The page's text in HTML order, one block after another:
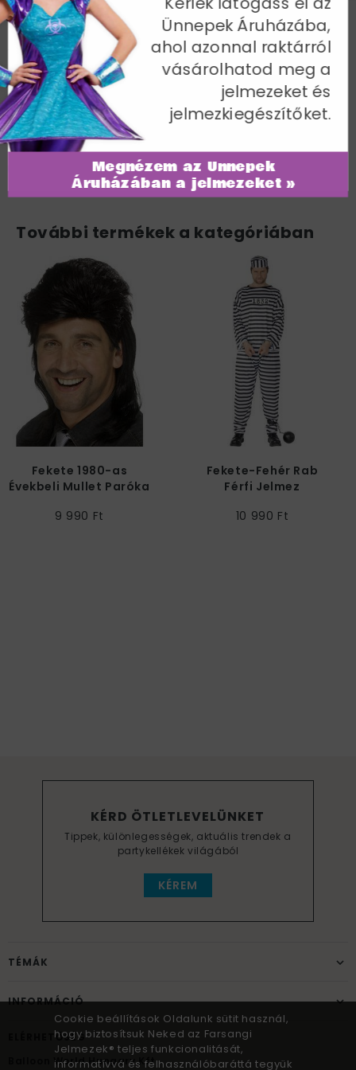
Pankrátor Jelmez Férfiaknak
A jelmez tartalma: ruha + öv + karpánt + lábpánt.
Mellbőség 117-122 cm / Derékbőség 102-107 cm / Belső
lábhossz 84 cm
Cikkszám: 27561XL
További termékek a kategóriában
Fekete 1980-as
Évekbeli Mullet Paróka
9 990 Ft
Fekete-Fehér Rab
Férfi Jelmez
10 990 Ft
KÉRD ÖTLETLEVELÜNKET
Tippek, különlegességek, aktuális trendek a
partykellékek világából
KÉREM
TÉMÁK
INFORMÁCIÓ
ELÉRHETŐSÉG
Balloon World Hungary Kft.
Cookie beállítások Oldalunk sütit használ,
hogy biztosítsuk Neked az Farsangi
Jelmezek® teljes funkcionalitását,
informatívvá és felhasználóbaráttá tegyük
Megnézem az Ünnepek
Áruházában a jelmezeket »
Ünnepek Áruházába,
ahol azonnal raktárról
vásárolhatod meg a
jelmezeket és
jelmezkiegészítőket.